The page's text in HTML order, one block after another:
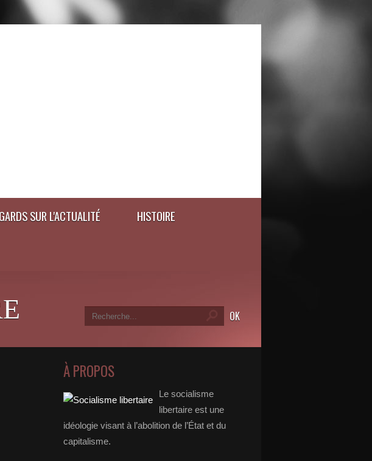
SUR L'ACTUALITÉ HISTOIRE
À PROPOS
Le socialisme
libertaire est une
idéologie visant à l’abolition de l’État et du
capitalisme.